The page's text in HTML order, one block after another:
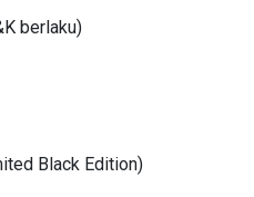
berlaku)
Black Edition)